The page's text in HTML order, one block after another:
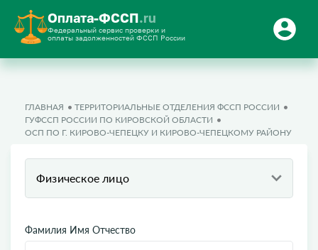
Оплата-ФССП.ru
Федеральный сервис проверки и
оплаты задолженностей ФССП России
ГЛАВНАЯ
ТЕРРИТОРИАЛЬНЫЕ ОТДЕЛЕНИЯ ФССП РОССИИ
ГУФССП РОССИИ ПО КИРОВСКОЙ ОБЛАСТИ
ОСП ПО Г. КИРОВО-ЧЕПЕЦКУ И КИРОВО-ЧЕПЕЦКОМУ РАЙОНУ
Физическое лицо
Фамилия Имя Отчество